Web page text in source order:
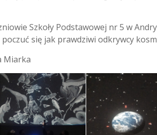
Szkoły Podstawowej nr 5 w
się jak prawdziwi odkrywcy
Miarka